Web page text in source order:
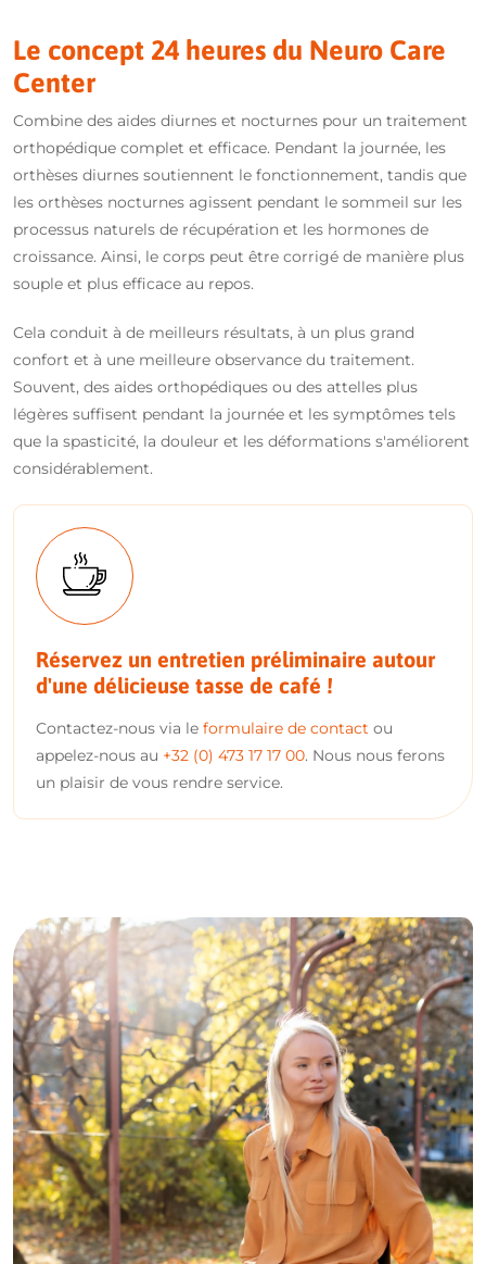
Le concept 24 heures du Neuro Care
Center
Combine des aides diurnes et nocturnes pour un traitement
orthopédique complet et efficace. Pendant la journée, les
orthèses diurnes soutiennent le fonctionnement, tandis que
les orthèses nocturnes agissent pendant le sommeil sur les
processus naturels de récupération et les hormones de
croissance. Ainsi, le corps peut être corrigé de manière plus
souple et plus efficace au repos.
Cela conduit à de meilleurs résultats, à un plus grand
confort et à une meilleure observance du traitement.
Souvent, des aides orthopédiques ou des attelles plus
légères suffisent pendant la journée et les symptômes tels
que la spasticité, la douleur et les déformations s'améliorent
considérablement.
Réservez un entretien préliminaire autour
d'une délicieuse tasse de café !
Contactez-nous via le formulaire de contact ou
appelez-nous au +32 (0) 473 17 17 00. Nous nous ferons
un plaisir de vous rendre service.